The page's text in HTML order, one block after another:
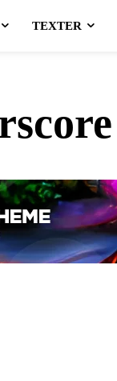
TEXTER